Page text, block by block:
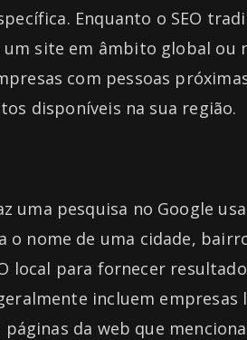
Enquanto o SEO
site em âmbito global ou
com pessoas
disponíveis na sua região.
uma pesquisa no Google
o nome de uma cidade,
local para fornecer
incluem empresas
da web que